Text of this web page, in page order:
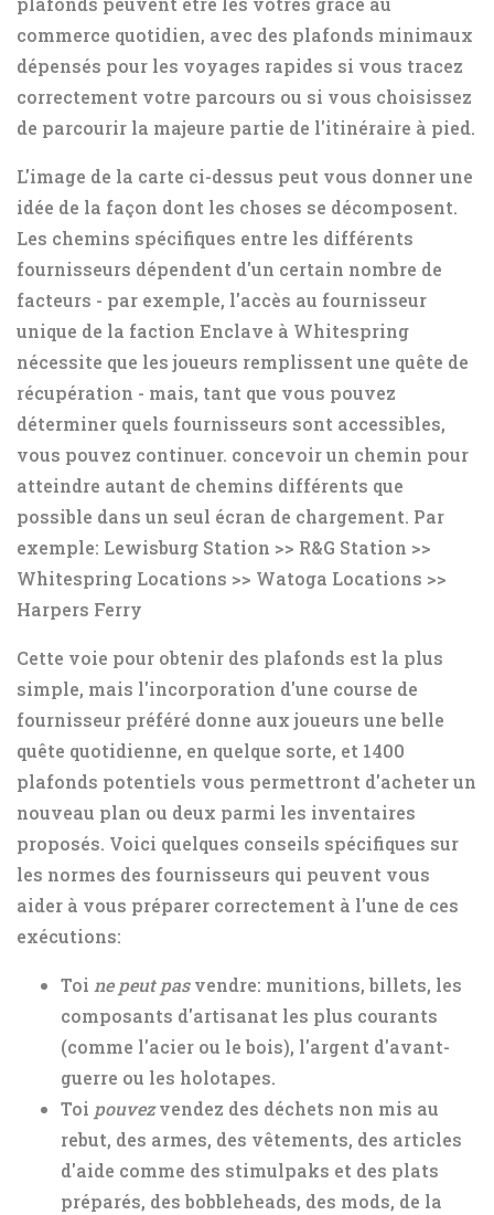
commerce quotidien, avec des plafonds minimaux
dépensés pour les voyages rapides si vous tracez
correctement votre parcours ou si vous choisissez
de parcourir la majeure partie de l'itinéraire à pied.
L'image de la carte ci-dessus peut vous donner une
idée de la façon dont les choses se décomposent.
Les chemins spécifiques entre les différents
fournisseurs dépendent d'un certain nombre de
facteurs - par exemple, l'accès au fournisseur
unique de la faction Enclave à Whitespring
nécessite que les joueurs remplissent une quête de
récupération - mais, tant que vous pouvez
déterminer quels fournisseurs sont accessibles,
vous pouvez continuer. concevoir un chemin pour
atteindre autant de chemins différents que
possible dans un seul écran de chargement. Par
exemple: Lewisburg Station >> R&G Station >>
Whitespring Locations >> Watoga Locations >>
Harpers Ferry
Cette voie pour obtenir des plafonds est la plus
simple, mais l'incorporation d'une course de
fournisseur préféré donne aux joueurs une belle
quête quotidienne, en quelque sorte, et 1400
plafonds potentiels vous permettront d'acheter un
nouveau plan ou deux parmi les inventaires
proposés. Voici quelques conseils spécifiques sur
les normes des fournisseurs qui peuvent vous
aider à vous préparer correctement à l'une de ces
exécutions:
Toi ne peut pasvendre: munitions, billets, les
composants d'artisanat les plus courants
(comme l'acier ou le bois), l'argent d'avant-
guerre ou les holotapes.
Toi pouvezvendez des déchets non mis au
rebut, des armes, des vêtements, des articles
d'aide comme des stimulpaks et des plats
préparés, des bobbleheads, des mods, de la